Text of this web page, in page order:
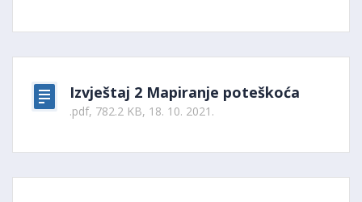
Izvještaj 2 Mapiranje poteškoća
.pdf, 782.2 KB, 18. 10. 2021.